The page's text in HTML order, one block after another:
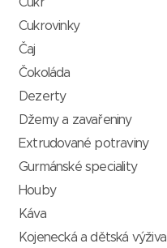
Cukrovinky
Čaj
Čokoláda
Dezerty
Džemy a zavařeniny
Extrudované potraviny
Gurmánské speciality
Houby
Káva
Kojenecká a dětská výživa